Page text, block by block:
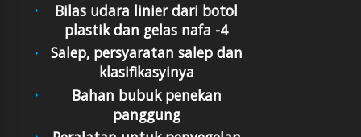
Bilas udara linier dari botol
plastik dan gelas nafa -4
Salep, persyaratan salep dan
klasifikasyinya
Bahan bubuk penekan
panggung